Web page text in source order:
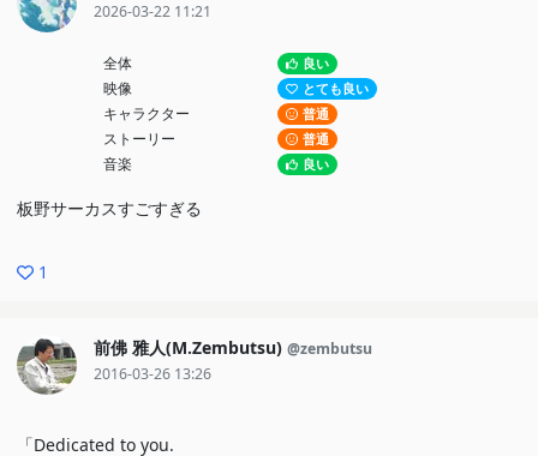
2026-03-22 11:21
全体 良い
映像 とても良い
キャラクター 普通
ストーリー 普通
音楽 良い
板野サーカスすごすぎる
1
前佛 雅人(M.Zembutsu) @zembutsu
2016-03-26 13:26
「Dedicated to you.